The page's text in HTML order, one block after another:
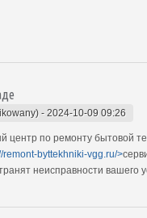
- 2024-10-09 09:26
центр по ремонту бытовой
remont-byttekhniki-vgg.ru/>
неисправности вашего